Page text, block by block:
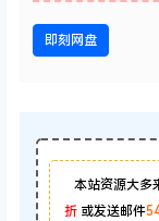
即刻网盘
本站资源大多
折 或发送邮件